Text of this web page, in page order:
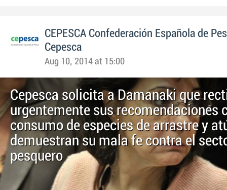
CEPESCA Confederación Española de
Cepesca
Aug 10, 2014 at 15:00
Cepesca solicita a Damanaki que
urgentemente sus recomendaciones
consumo de especies de arrastre y
demuestran su mala fe contra el
pesquero